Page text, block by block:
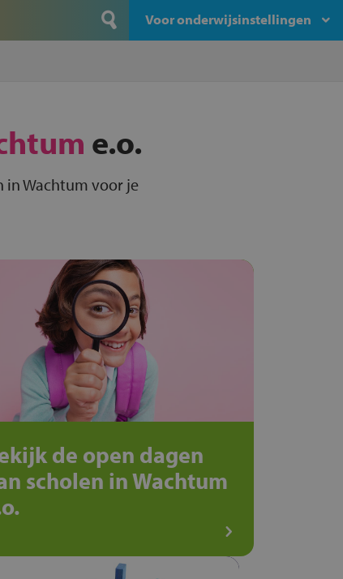
Voor onderwijsinstellingen
e.o.
in Wachtum voor je
de open dagen
scholen in Wachtum